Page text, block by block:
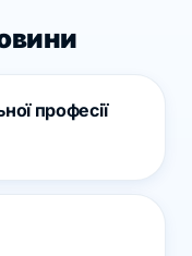
професії